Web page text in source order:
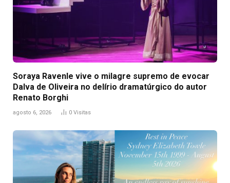
Soraya Ravenle vive o milagre supremo de evocar
Dalva de Oliveira no delírio dramatúrgico do autor
Renato Borghi
agosto 6, 2026 0 Visitas